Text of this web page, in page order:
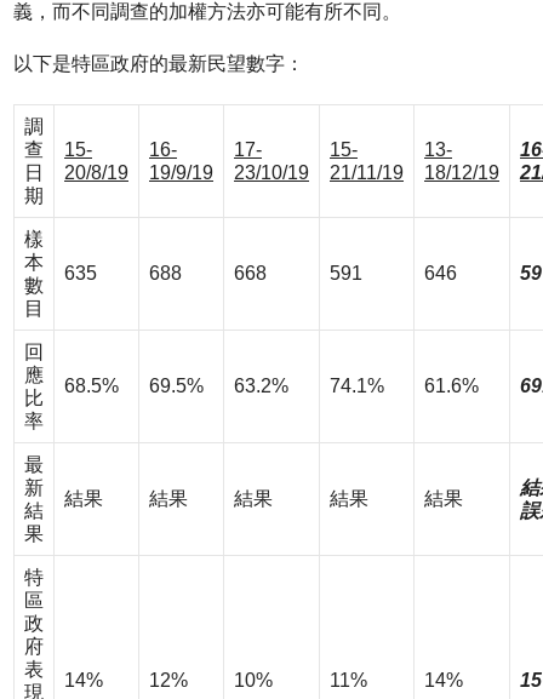
義，而不同調查的加權方法亦可能有所不同。
以下是特區政府的最新民望數字：
調
查
日
期
15-
20/8/19
16-
19/9/19
17-
23/10/19
15-
21/11/19
13-
18/12/19
樣
本
數
目
635 688 668 591 646
回
應
比
率
68.5% 69.5% 63.2% 74.1% 61.6%
最
新
結
果
結果 結果 結果 結果 結果
誤
特
區
政
府
表
現
14% 12% 10% 11% 14%